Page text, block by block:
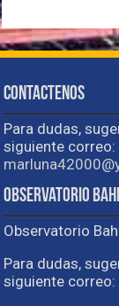
Contactenos
Para dudas,
siguiente correo:
Observatorio
Observatorio
Para dudas,
siguiente